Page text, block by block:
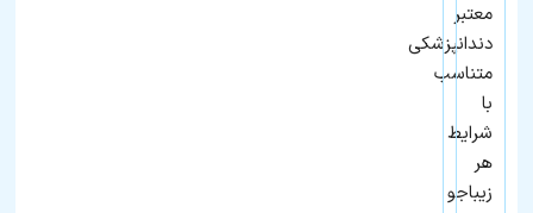
معتبر
دندانپزشکی
متناسب
با
شرایط
هر
زیباجو